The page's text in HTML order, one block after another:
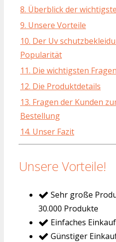
8. Überblick der
9. Unsere Vorteile
10. Der Uv
Popularität
11. Die wichtigsten
12. Die Produktdetails
13. Fragen der Kunden
Bestellung
14. Unser Fazit
Unsere Vorteile!
Sehr große
30.000 Produkte
Einfaches
Günstiger